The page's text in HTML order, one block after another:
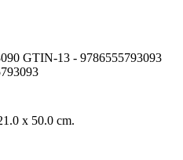
GTIN-13 - 9786555793093
x 50.0 cm.